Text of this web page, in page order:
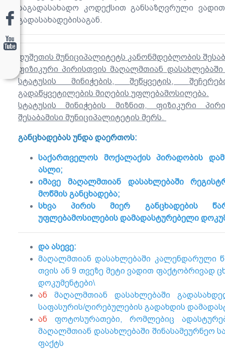
საგადასახადო კოდექსით განსაზღვრული
გადასახადებისაგან.
დუშეთის მუნიციპალიტეტს კანონმდებლობის
ფიზიკური პირისთვის მაღალმთიან დასახლებაში
სტატუსის
მინიჭების,შეწყვეტის,
გადაწყვეტილების მიღების უფლებამოსილება.
სტატუსის
მინიჭების მიზნით,ფიზიკური
შესაბამისი მუნიციპალიტეტის მერს.
განცხადებას უნდა დაერთოს:
საქართველოს მოქალაქის პირადობის
ასლი;
იმავე მაღალმთიან დასახლებაში
მოწმის განცხადება;
სხვა პირის მიერ განცხადების
უფლებამოსილების დამადასტურებელი
და ასევე:
მაღალმთიან დასახლებაში კალენდარული
თვის ან 9 თვეზე მეტი ვადით ფაქტობრივად
დოკუმენტები\
ან მაღალმთიან დასახლებაში
საფასურის/ღირებულების გადახდის
ან ფოტოსურათები, რომლებიც
მაღალმთიან დასახლებაში შინასამეურნეო
ფაქტს